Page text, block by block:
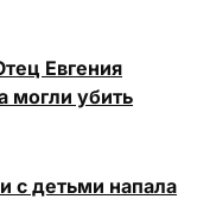
Евгения
могли убить
с детьми напала